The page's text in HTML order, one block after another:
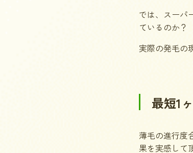
では、スーパ
ているのか？
実際の発毛の
最短1
薄毛の進行度
果を実感して